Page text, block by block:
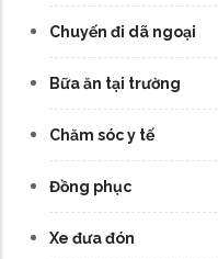
Chuyến đi dã ngoại
Bữa ăn tại trường
Chăm sóc y tế
Đồng phục
Xe đưa đón